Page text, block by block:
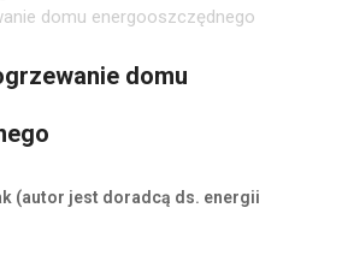
domu energooszczędnego
domu
(autor jest doradcą ds. energii